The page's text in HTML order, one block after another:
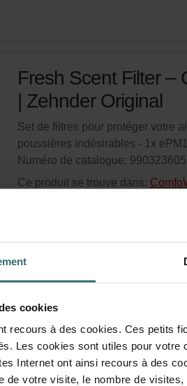
cookies
recours à des cookies. Ces petits
Les cookies sont utiles pour
Internet ont ainsi recours à des
de votre visite, le nombre de
Fresh Scent Filter –
| Zehnder Original
Set de filtres pour protéger votre
poussières indésirables - 1x
Numéro de catalogue: 990323605
Ce produit se trouve dans:
S’abonner et repasser des
périodiquement! (Offre